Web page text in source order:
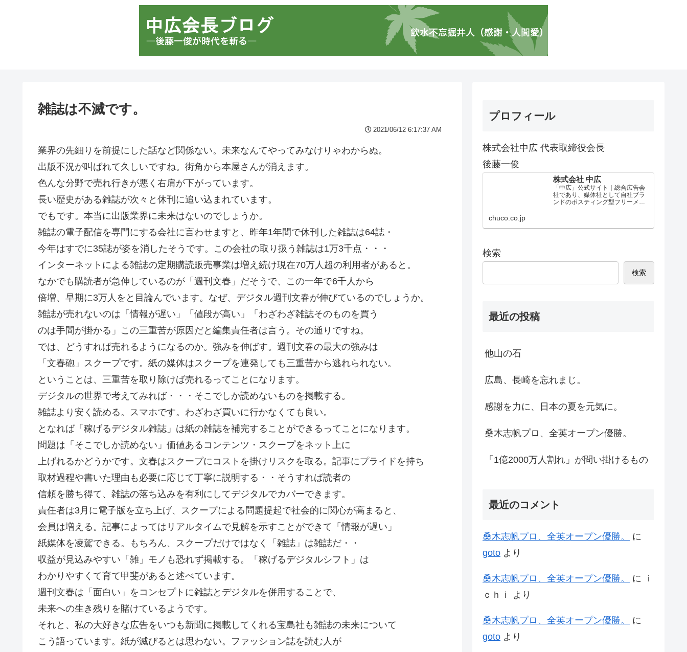
雑誌は不滅です。
2021/06/12 6:17:37 AM
業界の先細りを前提にした話など関係ない。未来なんてやってみなけりゃわからぬ。
出版不況が叫ばれて久しいですね。街角から本屋さんが消えます。
色んな分野で売れ行きが悪く右肩が下がっています。
長い歴史がある雑誌が次々と休刊に追い込まれています。
でもです。本当に出版業界に未来はないのでしょうか。
雑誌の電子配信を専門にする会社に言わせますと、昨年1年間で休刊した雑誌は64誌・
今年はすでに35誌が姿を消したそうです。この会社の取り扱う雑誌は1万3千点・・・
インターネットによる雑誌の定期購読販売事業は増え続け現在70万人超の利用者があると。
なかでも購読者が急伸しているのが「週刊文春」だそうで、この一年で6千人から
倍増、早期に3万人をと目論んでいます。なぜ、デジタル週刊文春が伸びているのでしょうか。
雑誌が売れないのは「情報が遅い」「値段が高い」「わざわざ雑誌そのものを買う
のは手間が掛かる」この三重苦が原因だと編集責任者は言う。その通りですね。
では、どうすれば売れるようになるのか。強みを伸ばす。週刊文春の最大の強みは
「文春砲」スクープです。紙の媒体はスクープを連発しても三重苦から逃れられない。
ということは、三重苦を取り除けば売れるってことになります。
デジタルの世界で考えてみれば・・・そこでしか読めないものを掲載する。
雑誌より安く読める。スマホです。わざわざ買いに行かなくても良い。
となれば「稼げるデジタル雑誌」は紙の雑誌を補完することができるってことになります。
問題は「そこでしか読めない」価値あるコンテンツ・スクープをネット上に
上げれるかどうかです。文春はスクープにコストを掛けリスクを取る。記事にプライドを持ち
取材過程や書いた理由も必要に応じて丁寧に説明する・・そうすれば読者の
信頼を勝ち得て、雑誌の落ち込みを有利にしてデジタルでカバーできます。
責任者は3月に電子版を立ち上げ、スクープによる問題提起で社会的に関心が高まると、
会員は増える。記事によってはリアルタイムで見解を示すことができて「情報が遅い」
紙媒体を凌駕できる。もちろん、スクープだけではなく「雑誌」は雑誌だ・・
収益が見込みやすい「雑」モノも恐れず掲載する。「稼げるデジタルシフト」は
わかりやすくて育て甲斐があると述べています。
週刊文春は「面白い」をコンセプトに雑誌とデジタルを併用することで、
未来への生き残りを賭けているようです。
それと、私の大好きな広告をいつも新聞に掲載してくれる宝島社も雑誌の未来について
こう語っています。紙が滅びるとは思わない。ファッション誌を読む人が
プロフィール
株式会社中広 代表取締役会長
後藤一俊
株式会社 中広
「中広」公式サイト｜総合広告会
社であり、媒体社として自社ブラ
ンドのポスティング型フリーメデ
chuco.co.jp
検索
検索
最近の投稿
他山の石
広島、長崎を忘れまじ。
感謝を力に、日本の夏を元気に。
桑木志帆プロ、全英オープン優勝。
「1億2000万人割れ」が問い掛けるもの
最近のコメント
桑木志帆プロ、全英オープン優勝。
に
goto より
桑木志帆プロ、全英オープン優勝。 に
ｉ
ｃｈｉ
より
桑木志帆プロ、全英オープン優勝。
に
goto より